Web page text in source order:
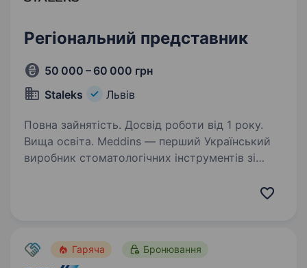
Регіональний представник
50 000 – 60 000 грн
Staleks
Львів
Повна зайнятість. Досвід роботи від 1 року.
Вища освіта. Meddins — перший Український
виробник стоматологічних інструментів зі
Гаряча Бронювання